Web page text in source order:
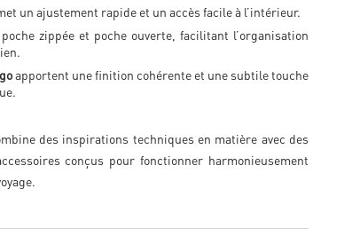
un ajustement rapide et un accès facile à l’intérieur.
zippée et poche ouverte, facilitant l’organisation
apportent une finition cohérente et une subtile touche
des inspirations techniques en matière avec des
conçus pour fonctionner harmonieusement